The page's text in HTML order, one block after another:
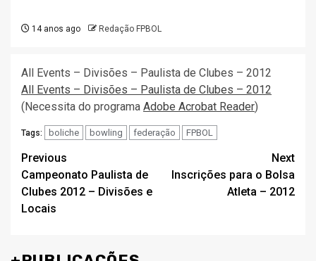
14 anos ago Redação FPBOL
All Events – Divisões – Paulista de Clubes – 2012
All Events – Divisões – Paulista de Clubes – 2012
(Necessita do programa Adobe Acrobat Reader)
Tags: boliche bowling federação FPBOL
Post
navigation
Previous
Campeonato Paulista de
Clubes 2012 – Divisões e
Locais
Next
Inscrições para o Bolsa
Atleta – 2012